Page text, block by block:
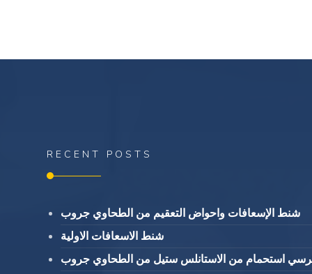
RECENT POSTS
شنط الإسعافات واحواض التعقيم من الطحاوي جروب
شنط الاسعافات الاولية
استحمام من الاستانلس ستيل من الطحاوي جروب